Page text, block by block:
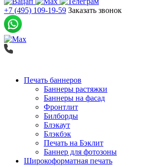
+7 (495) 109-19-59 Заказать звонок
Печать баннеров
Баннеры растяжки
Баннеры на фасад
Фронтлит
Билборды
Блэкаут
Блэкбэк
Печать на Бэклит
Баннер для фотозоны
Широкоформатная печать